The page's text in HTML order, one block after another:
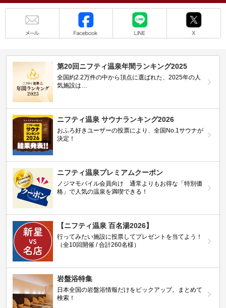
第20回ニフティ温泉年間ランキング2025
全国約2.2万件の中から頂点に選ばれた、2025年の人
気施設は…
ニフティ温泉 サウナランキング2026
おふろ好きユーザーの投票により、全国No.1サウナが
決定！
ニフティ温泉プレミアムクーポン
ノジマモバイル会員向け 通常よりもお得な「特別価
格」で人気の温泉を満喫できる！
【ニフティ温泉 百名湯2026】
行ってみたい施設に投票してプレゼントを当てよう！
（全10回開催 / 合計260名様）
岩盤浴特集
日本全国の岩盤浴情報だけをピックアップ。まとめて
検索！